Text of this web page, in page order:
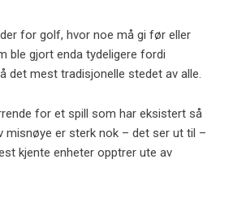
for golf, hvor noe må gi før eller
ble gjort enda tydeligere fordi
det mest tradisjonelle stedet av alle.
for et spill som har eksistert så
misnøye er sterk nok – det ser ut til –
kjente enheter opptrer ute av